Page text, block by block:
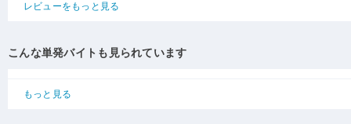
レビューをもっと見る
こんな単発バイトも見られています
もっと見る